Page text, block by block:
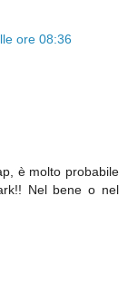
ore 08:36
è molto probabile
Nel bene o nel